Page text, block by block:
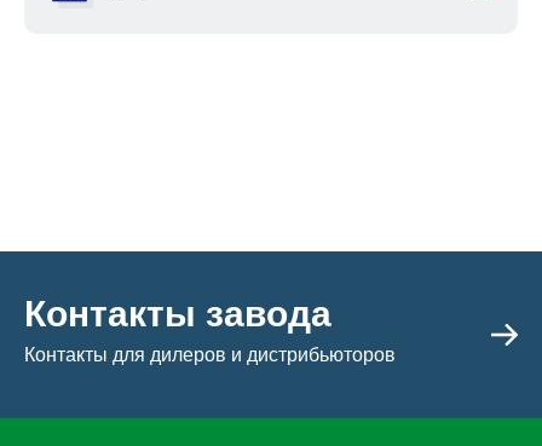
Контакты завода
Контакты для дилеров и дистрибьюторов